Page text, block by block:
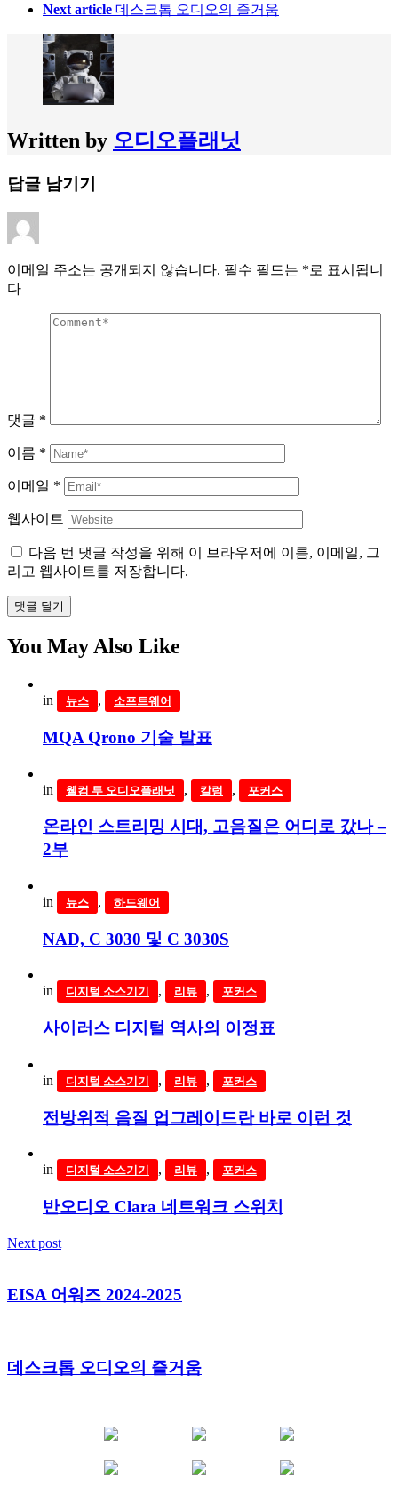
Next article 데스크톱 오디오의 즐거움
Written by 오디오플래닛
답글 남기기
이메일 주소는 공개되지 않습니다. 필수 필드는 *로 표시됩니
다
댓글 *
이름 *
이메일 *
웹사이트
다음 번 댓글 작성을 위해 이 브라우저에 이름, 이메일, 그
리고 웹사이트를 저장합니다.
댓글 달기
You May Also Like
in 뉴스 , 소프트웨어
MQA Qrono 기술 발표
in 웰컴 투 오디오플래닛 , 칼럼 , 포커스
온라인 스트리밍 시대, 고음질은 어디로 갔나 –
2부
in 뉴스 , 하드웨어
NAD, C 3030 및 C 3030S
in 디지털 소스기기 , 리뷰 , 포커스
사이러스 디지털 역사의 이정표
in 디지털 소스기기 , 리뷰 , 포커스
전방위적 음질 업그레이드란 바로 이런 것
in 디지털 소스기기 , 리뷰 , 포커스
반오디오 Clara 네트워크 스위치
Next post
EISA 어워즈 2024-2025
데스크톱 오디오의 즐거움